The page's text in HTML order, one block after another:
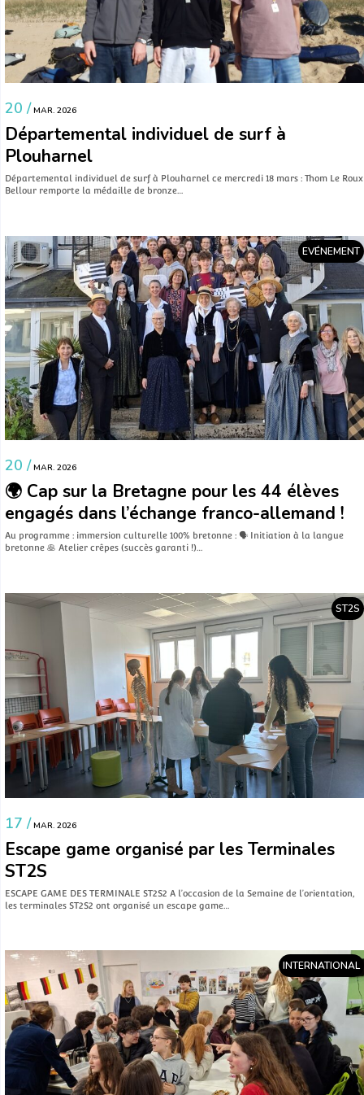
20 / MAR. 2026
Départemental individuel de surf à
Plouharnel
Départemental individuel de surf à Plouharnel ce mercredi 18 mars : Thom Le Roux
Bellour remporte la médaille de bronze…
EVÉNEMENT
20 / MAR. 2026
🌍 Cap sur la Bretagne pour les 44 élèves
engagés dans l’échange franco-allemand !
Au programme : immersion culturelle 100% bretonne : 🗣️ Initiation à la langue
bretonne 🥞 Atelier crêpes (succès garanti !)…
ST2S
17 / MAR. 2026
Escape game organisé par les Terminales
ST2S
ESCAPE GAME DES TERMINALE ST2S2 A l’occasion de la Semaine de l’orientation,
les terminales ST2S2 ont organisé un escape game…
INTERNATIONAL